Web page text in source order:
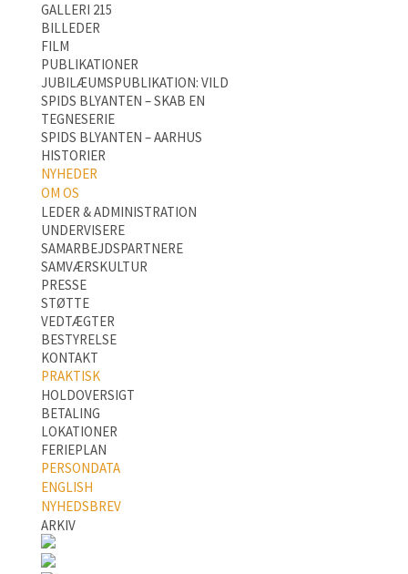
GALLERI 215
BILLEDER
FILM
PUBLIKATIONER
JUBILÆUMSPUBLIKATION: VILD
SPIDS BLYANTEN – SKAB EN
TEGNESERIE
SPIDS BLYANTEN – AARHUS
HISTORIER
NYHEDER
OM OS
LEDER & ADMINISTRATION
UNDERVISERE
SAMARBEJDSPARTNERE
SAMVÆRSKULTUR
PRESSE
STØTTE
VEDTÆGTER
BESTYRELSE
KONTAKT
PRAKTISK
HOLDOVERSIGT
BETALING
LOKATIONER
FERIEPLAN
PERSONDATA
ENGLISH
NYHEDSBREV
ARKIV